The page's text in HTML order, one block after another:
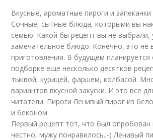
Вкусные, ароматные пироги и запеканки
Сочные, сытные блюда, которыми вы
семью. Какой бы рецепт вы не выбрали,
замечательное блюдо. Конечно, это не
приготовления. В будущем планируется
подборке еще несколько десятков
тыквой, курицей, фаршем, колбасой.
вариантов вкусной закуски. И это все
читатели. Пироги Ленивый пирог из
и беконом
Первый рецепт тот, что был опробован
честно, мужу понравилось.:-) Ленивый